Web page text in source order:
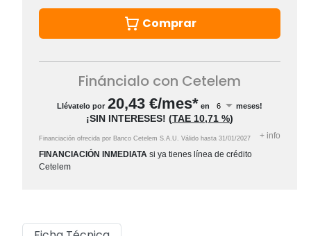
Comprar
Fináncialo con Cetelem
Llévatelo por 20,43 €/mes* en meses!
¡SIN INTERESES! (TAE 10,71 %)
Financiación ofrecida por Banco Cetelem S.A.U. Válido hasta 31/01/2027 + info
FINANCIACIÓN INMEDIATA si ya tienes línea de crédito
Cetelem